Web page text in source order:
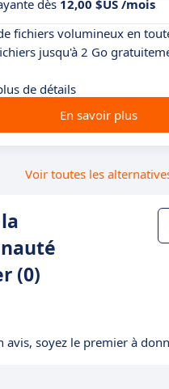
dès 12,00 $US /mois
fichiers volumineux en
jusqu'à 2 Go
de détails
En savoir plus
Voir toutes les
(0)
avis, soyez le premier à